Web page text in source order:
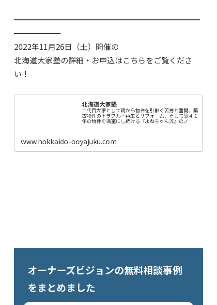
━━━━━━━━━━━━━━━━━━━━━━━━
━━━━━━
2022年11月26日（土）開催の
北海道大家塾の詳細・お申込はこちらをご覧くださ
い！
北海道大家塾
二代目大家として親から物件を引継ぐ苦労と奮闘、築
古物件のトラブル・再生とリフォーム、そして築４１
年の物件を満室にし続ける『よねちゃん流』のノウハ
ウを徹底解説！！
www.hokkaido-ooyajuku.com
オーナーズビジョンの無料相談事例
をまとめました